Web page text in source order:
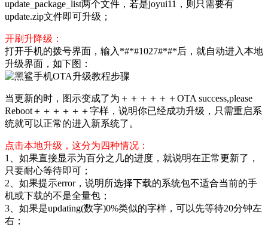
update_package_list两个文件，若是joyui11，则只需要有
update.zip文件即可升级；
开刷升降级：
打开手机的拨号界面，输入*#*#1027#*#*后，就自动进入本地
升级界面，如下图：
当更新的时，图示变成了为＋＋＋＋＋＋OTA success,please
Reboot＋＋＋＋＋＋字样，说明你已经成功升级，只需重启系
统就可以正常的进入新系统了。
点击本地升级，这分为四种情况：
1、如果直接显示为百分之几的进度，就说明在正常更新了，
只要耐心等待即可；
2、如果提示error，说明所选择下载的系统包不适合当前的手
机或下载的不是全量包；
3、如果是updating(数字)0%类似的字样，可以先等待20分钟左
右；